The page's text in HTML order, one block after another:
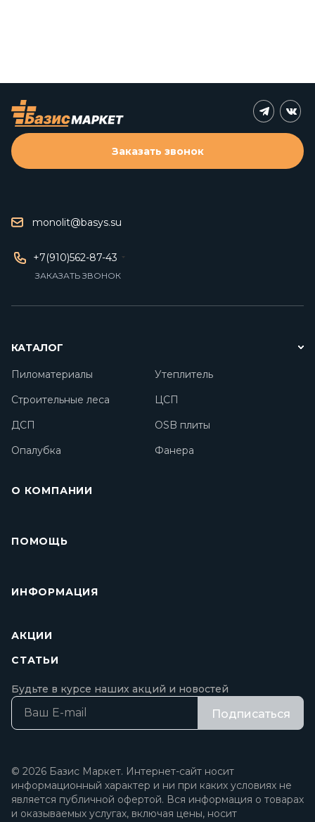
monolit@basys.su
+7(910)562-87-43
ЗАКАЗАТЬ ЗВОНОК
Заказать звонок
КАТАЛОГ
Пиломатериалы
Утеплитель
Строительные леса
ЦСП
ДСП
OSB плиты
Опалубка
Фанера
О КОМПАНИИ
ПОМОЩЬ
ИНФОРМАЦИЯ
АКЦИИ
СТАТЬИ
Будьте в курсе наших акций и новостей
Подписаться
© 2026 Базис Маркет. Интернет-сайт носит
информационный характер и ни при каких условиях не
является публичной офертой. Вся информация о товарах
и оказываемых услугах, включая цены, носит